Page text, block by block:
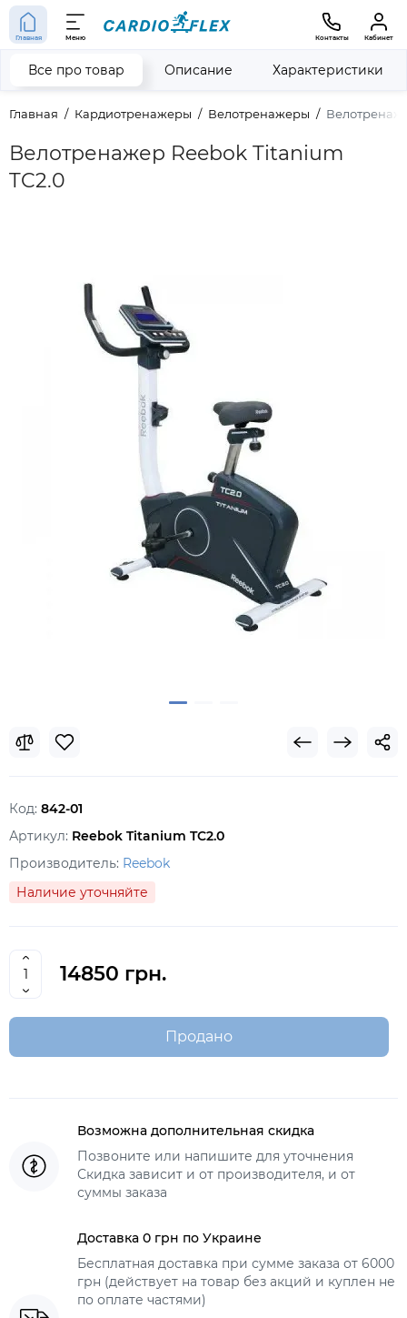
Главная Меню Контакты Кабинет
Главная Кардиотренажеры Велотренажеры
Велотренажер Reebok Titanium
TC2.0
Все про товар Описание Характеристики
Код: 842-01
Артикул: Reebok Titanium TC2.0
Производитель: Reebok
Наличие уточняйте
14850 грн.
Продано
Возможна дополнительная скидка
Позвоните или напишите для уточнения
Скидка зависит и от производителя, и от
суммы заказа
Доставка 0 грн по Украине
Бесплатная доставка при сумме заказа от 6000
грн (действует на товар без акций и куплен не
по оплате частями)